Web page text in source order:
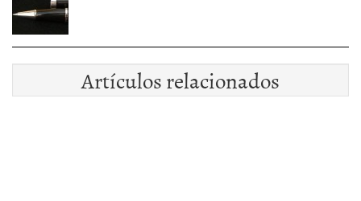
Artículos relacionados